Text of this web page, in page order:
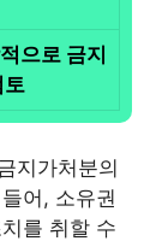
으로 금지
지가처분의
어, 소유권
를 취할 수